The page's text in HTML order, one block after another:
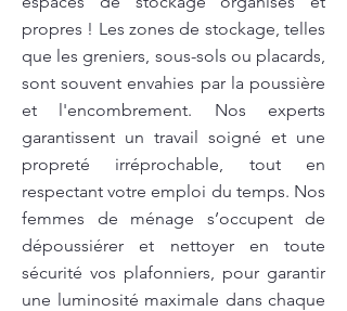
propres ! Les zones de stockage, telles
que les greniers, sous-sols ou placards,
sont souvent envahies par la poussière
et l'encombrement. Nos experts
garantissent un travail soigné et une
propreté irréprochable, tout en
respectant votre emploi du temps. Nos
femmes de ménage s’occupent de
dépoussiérer et nettoyer en toute
sécurité vos plafonniers, pour garantir
une luminosité maximale dans chaque